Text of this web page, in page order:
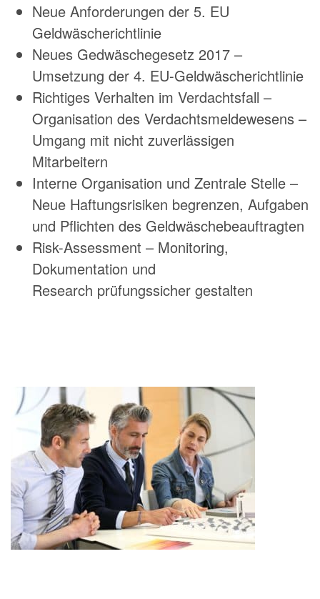
Neue Anforderungen der 5. EU
Geldwäscherichtlinie
Neues Gedwäschegesetz 2017 –
Umsetzung der 4. EU-Geldwäscherichtlinie
Richtiges Verhalten im Verdachtsfall –
Organisation des Verdachtsmeldewesens –
Umgang mit nicht zuverlässigen
Mitarbeitern
Interne Organisation und Zentrale Stelle –
Neue Haftungsrisiken begrenzen, Aufgaben
und Pflichten des Geldwäschebeauftragten
Risk-Assessment – Monitoring,
Dokumentation und
Research prüfungssicher gestalten